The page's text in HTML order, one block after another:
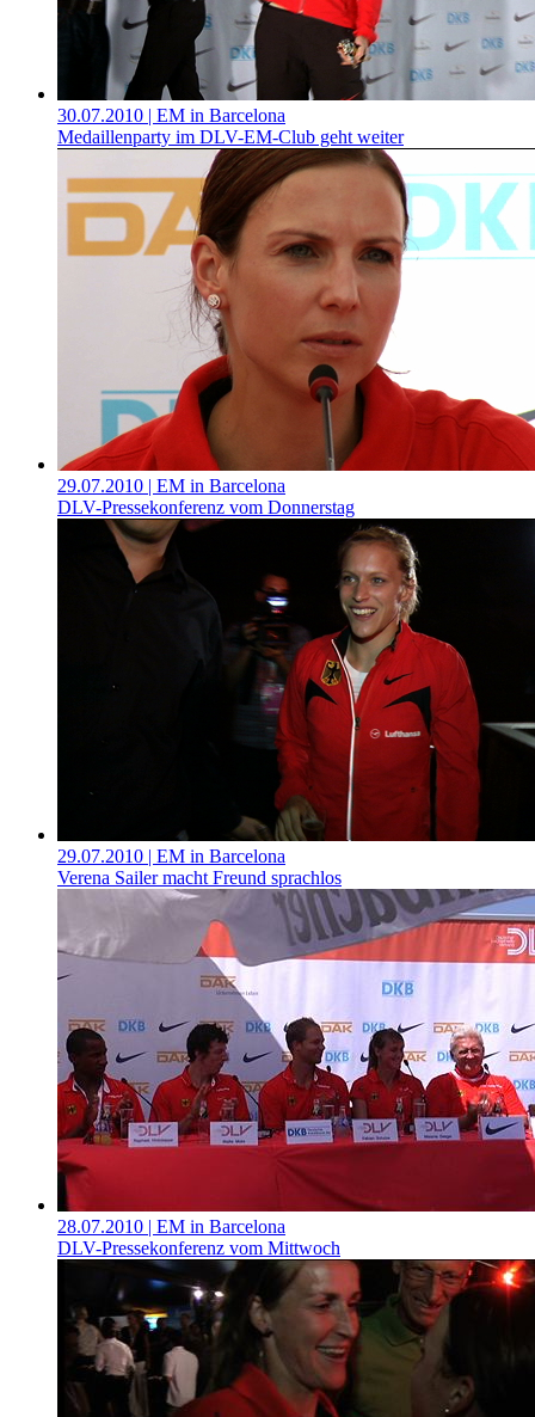
30.07.2010 | EM in Barcelona
Medaillenparty im DLV-EM-Club geht weiter
29.07.2010 | EM in Barcelona
DLV-Pressekonferenz vom Donnerstag
29.07.2010 | EM in Barcelona
Verena Sailer macht Freund sprachlos
28.07.2010 | EM in Barcelona
DLV-Pressekonferenz vom Mittwoch